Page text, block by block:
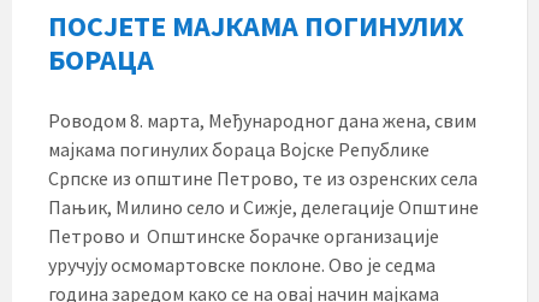
ПОСЈЕТЕ МАЈКАМА ПОГИНУЛИХ
БОРАЦА
Pоводом 8. марта, Међународног дана жена, свим
мајкама погинулих бораца Војске Републике
Српске из општине Петрово, те из озренских села
Пањик, Милино село и Сижје, делегације Општине
Петрово и Општинске борачке организације
уручују осмомартовске поклоне. Ово је седма
година заредом како се на овај начин мајкама